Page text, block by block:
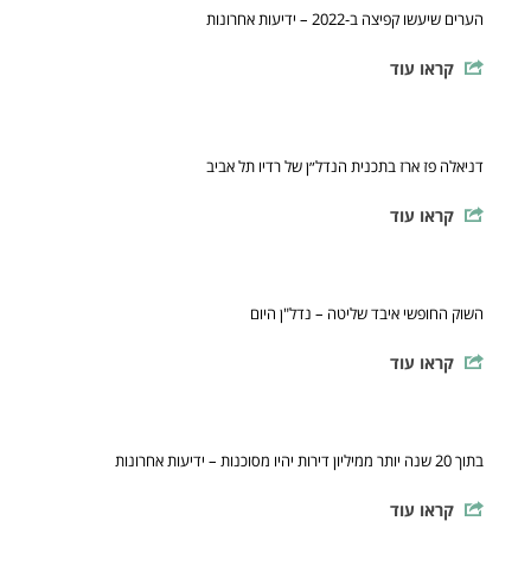
הערים שיעשו קפיצה ב-2022 – ידיעות אחרונות
קראו עוד
דניאלה פז ארז בתכנית הנדל״ן של רדיו תל אביב
קראו עוד
השוק החופשי איבד שליטה – נדל"ן היום
קראו עוד
בתוך 20 שנה יותר ממיליון דירות יהיו מסוכנות – ידיעות אחרונות
קראו עוד